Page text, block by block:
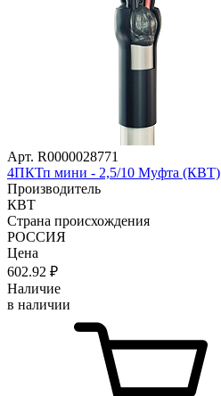
Арт. R0000028771
4ПКТп мини - 2,5/10 Муфта (КВТ)
Производитель
КВТ
Страна происхождения
РОССИЯ
Цена
602.92 ₽
Наличие
в наличии